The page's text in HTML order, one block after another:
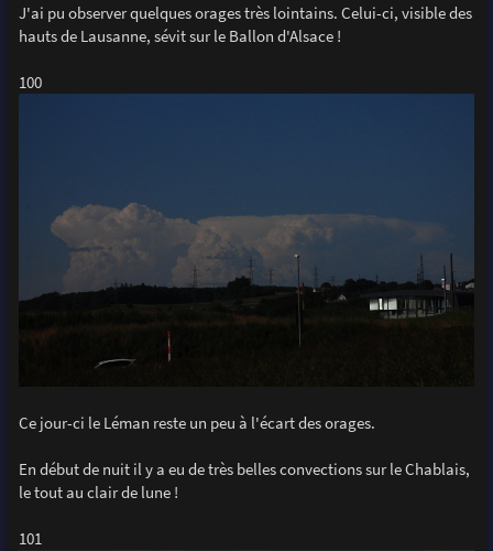
J'ai pu observer quelques orages très lointains. Celui-ci, visible des
hauts de Lausanne, sévit sur le Ballon d'Alsace !
100
Ce jour-ci le Léman reste un peu à l'écart des orages.
En début de nuit il y a eu de très belles convections sur le Chablais,
le tout au clair de lune !
101